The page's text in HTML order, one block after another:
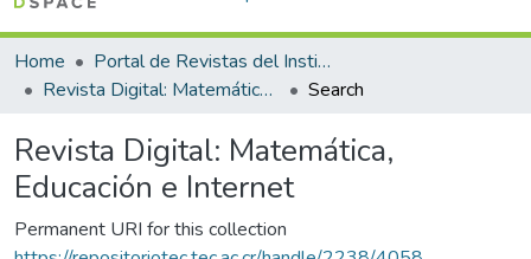
Home
Portal de Revistas del Instituto Tecnológico de Costa Rica
Revista Digital: Matemática, Educación e Internet
Search
Revista Digital: Matemática,
Educación e Internet
Permanent URI for this collection